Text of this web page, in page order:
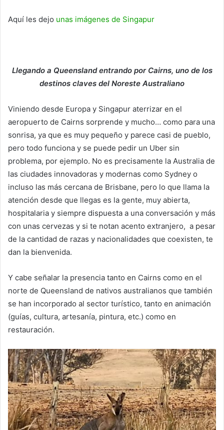
Aquí les dejo unas imágenes de Singapur
Llegando a Queensland entrando por Cairns, uno de los
destinos claves del Noreste Australiano
Viniendo desde Europa y Singapur aterrizar en el
aeropuerto de Cairns sorprende y mucho… como para una
sonrisa, ya que es muy pequeño y parece casi de pueblo,
pero todo funciona y se puede pedir un Uber sin
problema, por ejemplo. No es precisamente la Australia de
las ciudades innovadoras y modernas como Sydney o
incluso las más cercana de Brisbane, pero lo que llama la
atención desde que llegas es la gente, muy abierta,
hospitalaria y siempre dispuesta a una conversación y más
con unas cervezas y si te notan acento extranjero, a pesar
de la cantidad de razas y nacionalidades que coexisten, te
dan la bienvenida.
Y cabe señalar la presencia tanto en Cairns como en el
norte de Queensland de nativos australianos que también
se han incorporado al sector turístico, tanto en animación
(guías, cultura, artesanía, pintura, etc.) como en
restauración.